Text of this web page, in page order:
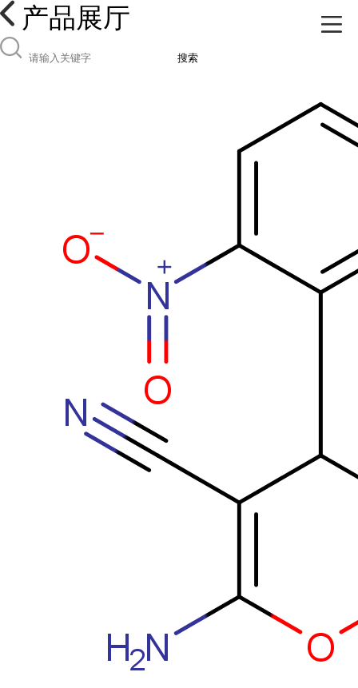
产品展厅
搜索